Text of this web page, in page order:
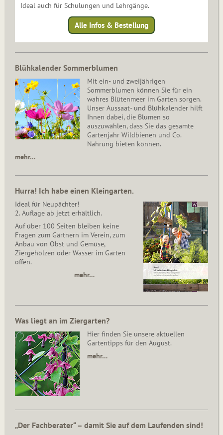
Ideal auch für Schulungen und Lehrgänge.
Alle Infos & Bestellung
Blühkalender Sommerblumen
Mit ein- und zweijährigen
Sommerblumen können Sie für ein
wahres Blütenmeer im Garten sorgen.
Unser Aussaat- und Blühkalender hilft
Ihnen dabei, die Blumen so
auszuwählen, dass Sie das gesamte
Gartenjahr Wildbienen und Co.
Nahrung bieten können.
mehr…
Hurra! Ich habe einen Kleingarten.
Ideal für Neupächter!
2. Auflage ab jetzt erhältlich.
Auf über 100 Seiten bleiben keine
Fragen zum Gärtnern im Verein, zum
Anbau von Obst und Gemüse,
Ziergehölzen oder Wasser im Garten
offen.
mehr…
Was liegt an im Ziergarten?
Hier finden Sie unsere aktuellen
Gartentipps für den August.
mehr…
„Der Fachberater“ – damit Sie auf dem Laufenden sind!